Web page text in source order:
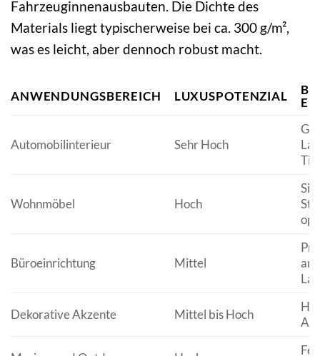
Fahrzeuginnenausbauten. Die Dichte des
Materials liegt typischerweise bei ca. 300 g/m²,
was es leicht, aber dennoch robust macht.
ANWENDUNGSBEREICH LUXUSPOTENZIAL
Automobilinterieur Sehr Hoch
Wohnmöbel Hoch
Büroeinrichtung Mittel
Dekorative Akzente Mittel bis Hoch